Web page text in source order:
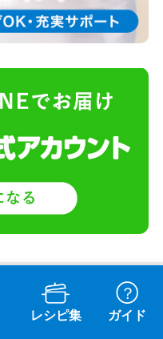
み物
レシピ集 ガイド